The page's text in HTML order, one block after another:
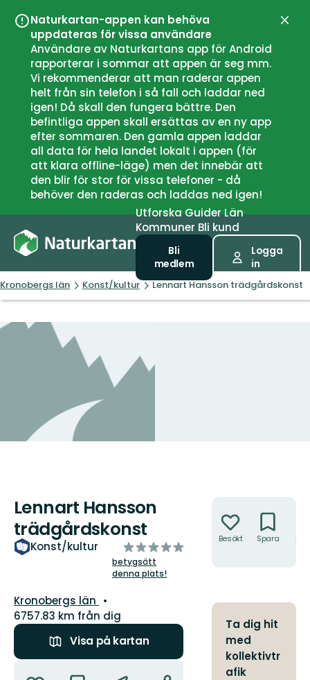
Naturkartan-appen kan behöva
uppdateras för vissa användare
Användare av Naturkartans app för Android
rapporterar i sommar att appen är seg mm.
Vi rekommenderar att man raderar appen
helt från sin telefon i så fall och laddar ned
igen! Då skall den fungera bättre. Den
befintliga appen skall ersättas av en ny app
efter sommaren. Den gamla appen laddar
all data för hela landet lokalt i appen (för
att klara offline-läge) men det innebär att
den blir för stor för vissa telefoner - då
behöver den raderas och laddas ned igen!
UtforskaGuiderLän
Kommuner Bli kund
Bli
medlem
Logga
in
Kronobergs län Konst/kultur Lennart Hansson trädgårdskonst
Lennart Hansson
trädgårdskonst
Konst/kultur
av
5
stjärnor
betygsätt
denna plats!
Län:
Kronobergs län
6757.83 km från dig
Visa på kartan
Besökt Spara
Ta dig hit
med
kollektivtr
afik